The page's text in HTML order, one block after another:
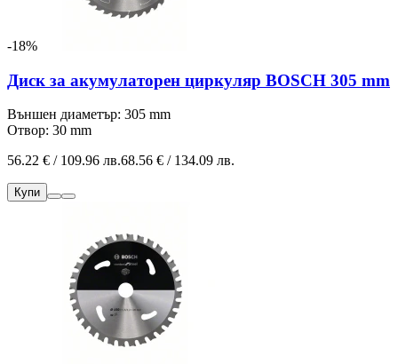
-18%
Диск за акумулаторен циркуляр BOSCH 305 mm
Външен диаметър: 305 mm
Отвор: 30 mm
56.22 € / 109.96 лв.68.56 € / 134.09 лв.
Купи